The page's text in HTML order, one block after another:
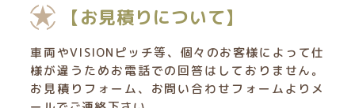
【お見積りについて】
車両やVISIONピッチ等、個々のお客様によって仕
様が違うためお電話での回答はしておりません。
お見積りフォーム、お問い合わせフォームよりメ